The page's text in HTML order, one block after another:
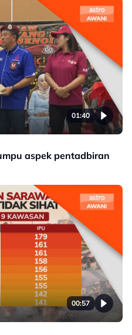
01:40
aspek pentadbiran
00:57